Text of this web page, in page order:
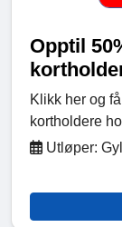
Opptil
Klikk her og
kortholdere
Utløper: